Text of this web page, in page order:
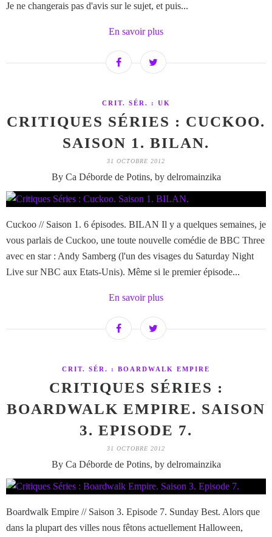
Je ne changerais pas d'avis sur le sujet, et puis...
En savoir plus
CRIT. SÉR. : UK
CRITIQUES SÉRIES : CUCKOO.
SAISON 1. BILAN.
31 OCTOBRE 2012
By Ca Déborde de Potins, by delromainzika
Cuckoo // Saison 1. 6 épisodes. BILAN Il y a quelques semaines, je
vous parlais de Cuckoo, une toute nouvelle comédie de BBC Three
avec en star : Andy Samberg (l'un des visages du Saturday Night
Live sur NBC aux Etats-Unis). Même si le premier épisode...
En savoir plus
CRIT. SÉR. : BOARDWALK EMPIRE
CRITIQUES SÉRIES :
BOARDWALK EMPIRE. SAISON
3. EPISODE 7.
31 OCTOBRE 2012
By Ca Déborde de Potins, by delromainzika
Boardwalk Empire // Saison 3. Episode 7. Sunday Best. Alors que
dans la plupart des villes nous fêtons actuellement Halloween,